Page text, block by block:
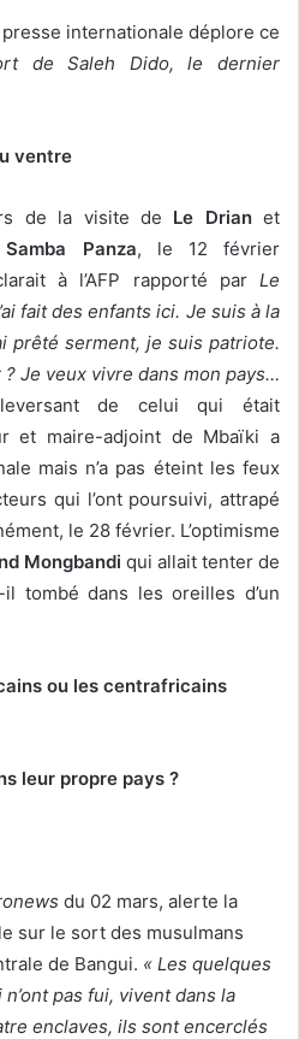
internationale déplore ce
de Saleh Dido, le dernier
ventre
de la visite de Le Drianet
Samba Panza, le 12 février
à l’AFP rapporté par Le
fait des enfants ici. Je suis à la
prêté serment, je suis patriote.
Je veux vivre dans mon pays…
de celui qui était
et maire-adjoint de Mbaïki a
mais n’a pas éteint les feux
qui l’ont poursuivi, attrapé
le 28 février. L’optimisme
Mongbandi qui allait tenter de
tombé dans les oreilles d’un
ou les centrafricains
leur propre pays ?
du 02 mars, alerte la
sur le sort des musulmans
de Bangui. « Les quelques
pas fui, vivent dans la
enclaves, ils sont encerclés